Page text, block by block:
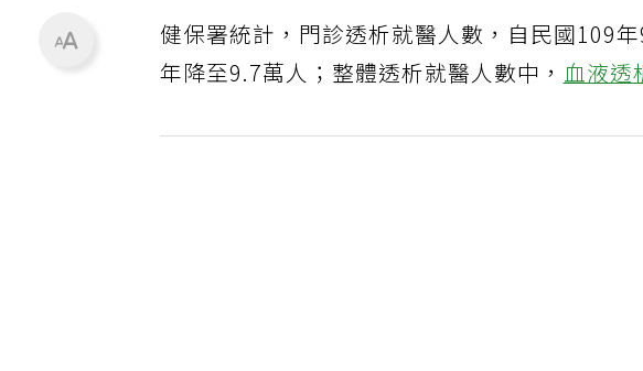
健保署統計，門診透析就醫人數，自民國109
年降至9.7萬人；整體透析就醫人數中，血液透